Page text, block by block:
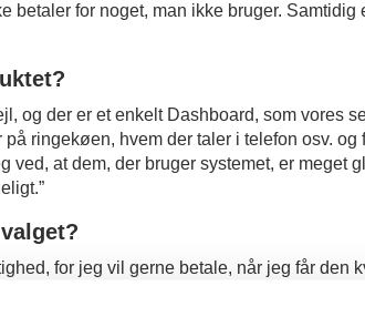
betaler for noget, man ikke bruger. Samtidig
og der er et enkelt Dashboard, som vores
ringekøen, hvem der taler i telefon osv. og
ved, at dem, der bruger systemet, er meget
for jeg vil gerne betale, når jeg får den
og produktstruktur er uhyre vigtigt, og
at lave et transparent produkt. Det er